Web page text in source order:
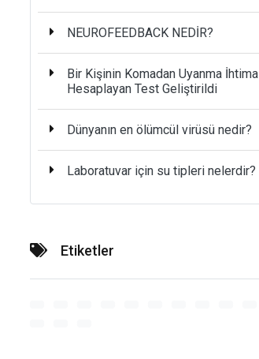
NEUROFEEDBACK NEDİR?
Bir Kişinin Komadan Uyanma
Hesaplayan Test Geliştirildi
Dünyanın en ölümcül virüsü nedir?
Laboratuvar için su tipleri nelerdir?
Etiketler